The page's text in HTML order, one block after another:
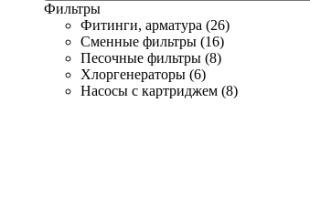
Фильтры
Фитинги, арматура (26)
Сменные фильтры (16)
Песочные фильтры (8)
Хлоргенераторы (6)
Насосы с картриджем (8)